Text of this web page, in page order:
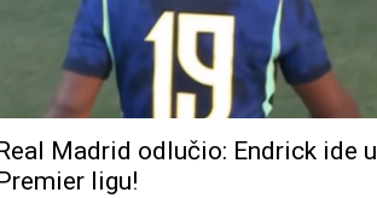
Madrid odlučio: Endrick ide u
ligu!